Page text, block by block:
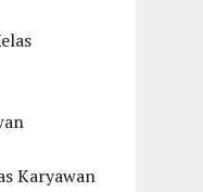
Karyawan